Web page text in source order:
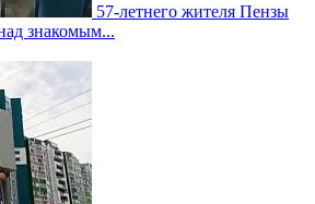
57-летнего жителя Пензы
знакомым...